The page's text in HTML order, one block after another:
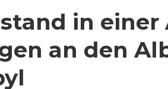
in einer
an den